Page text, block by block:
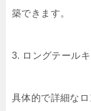
築できます。
3. ロングテール
具体的で詳細な